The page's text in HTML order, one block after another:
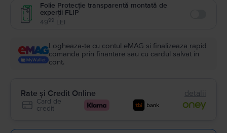
Folie Protecție transparentă montată de
experții FLIP
4999 LEI
Logheaza-te cu contul eMAG si finalizeaza rapid
comanda prin finantare sau cu cardul salvat in
cont.
Rate și Credit Online detalii
Card de
credit